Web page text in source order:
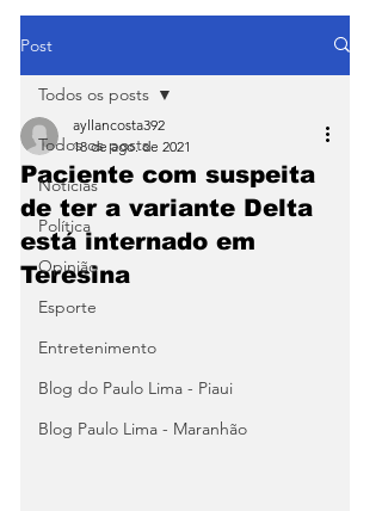
Post
Todos os posts
Notícias
Política
Opinião
Esporte
Entretenimento
Blog do Paulo Lima - Piaui
Blog Paulo Lima - Maranhão
Todos os posts
Paciente com suspeita
de ter a variante Delta
está internado em
Teresina
ayllancosta392
18 de ago. de 2021